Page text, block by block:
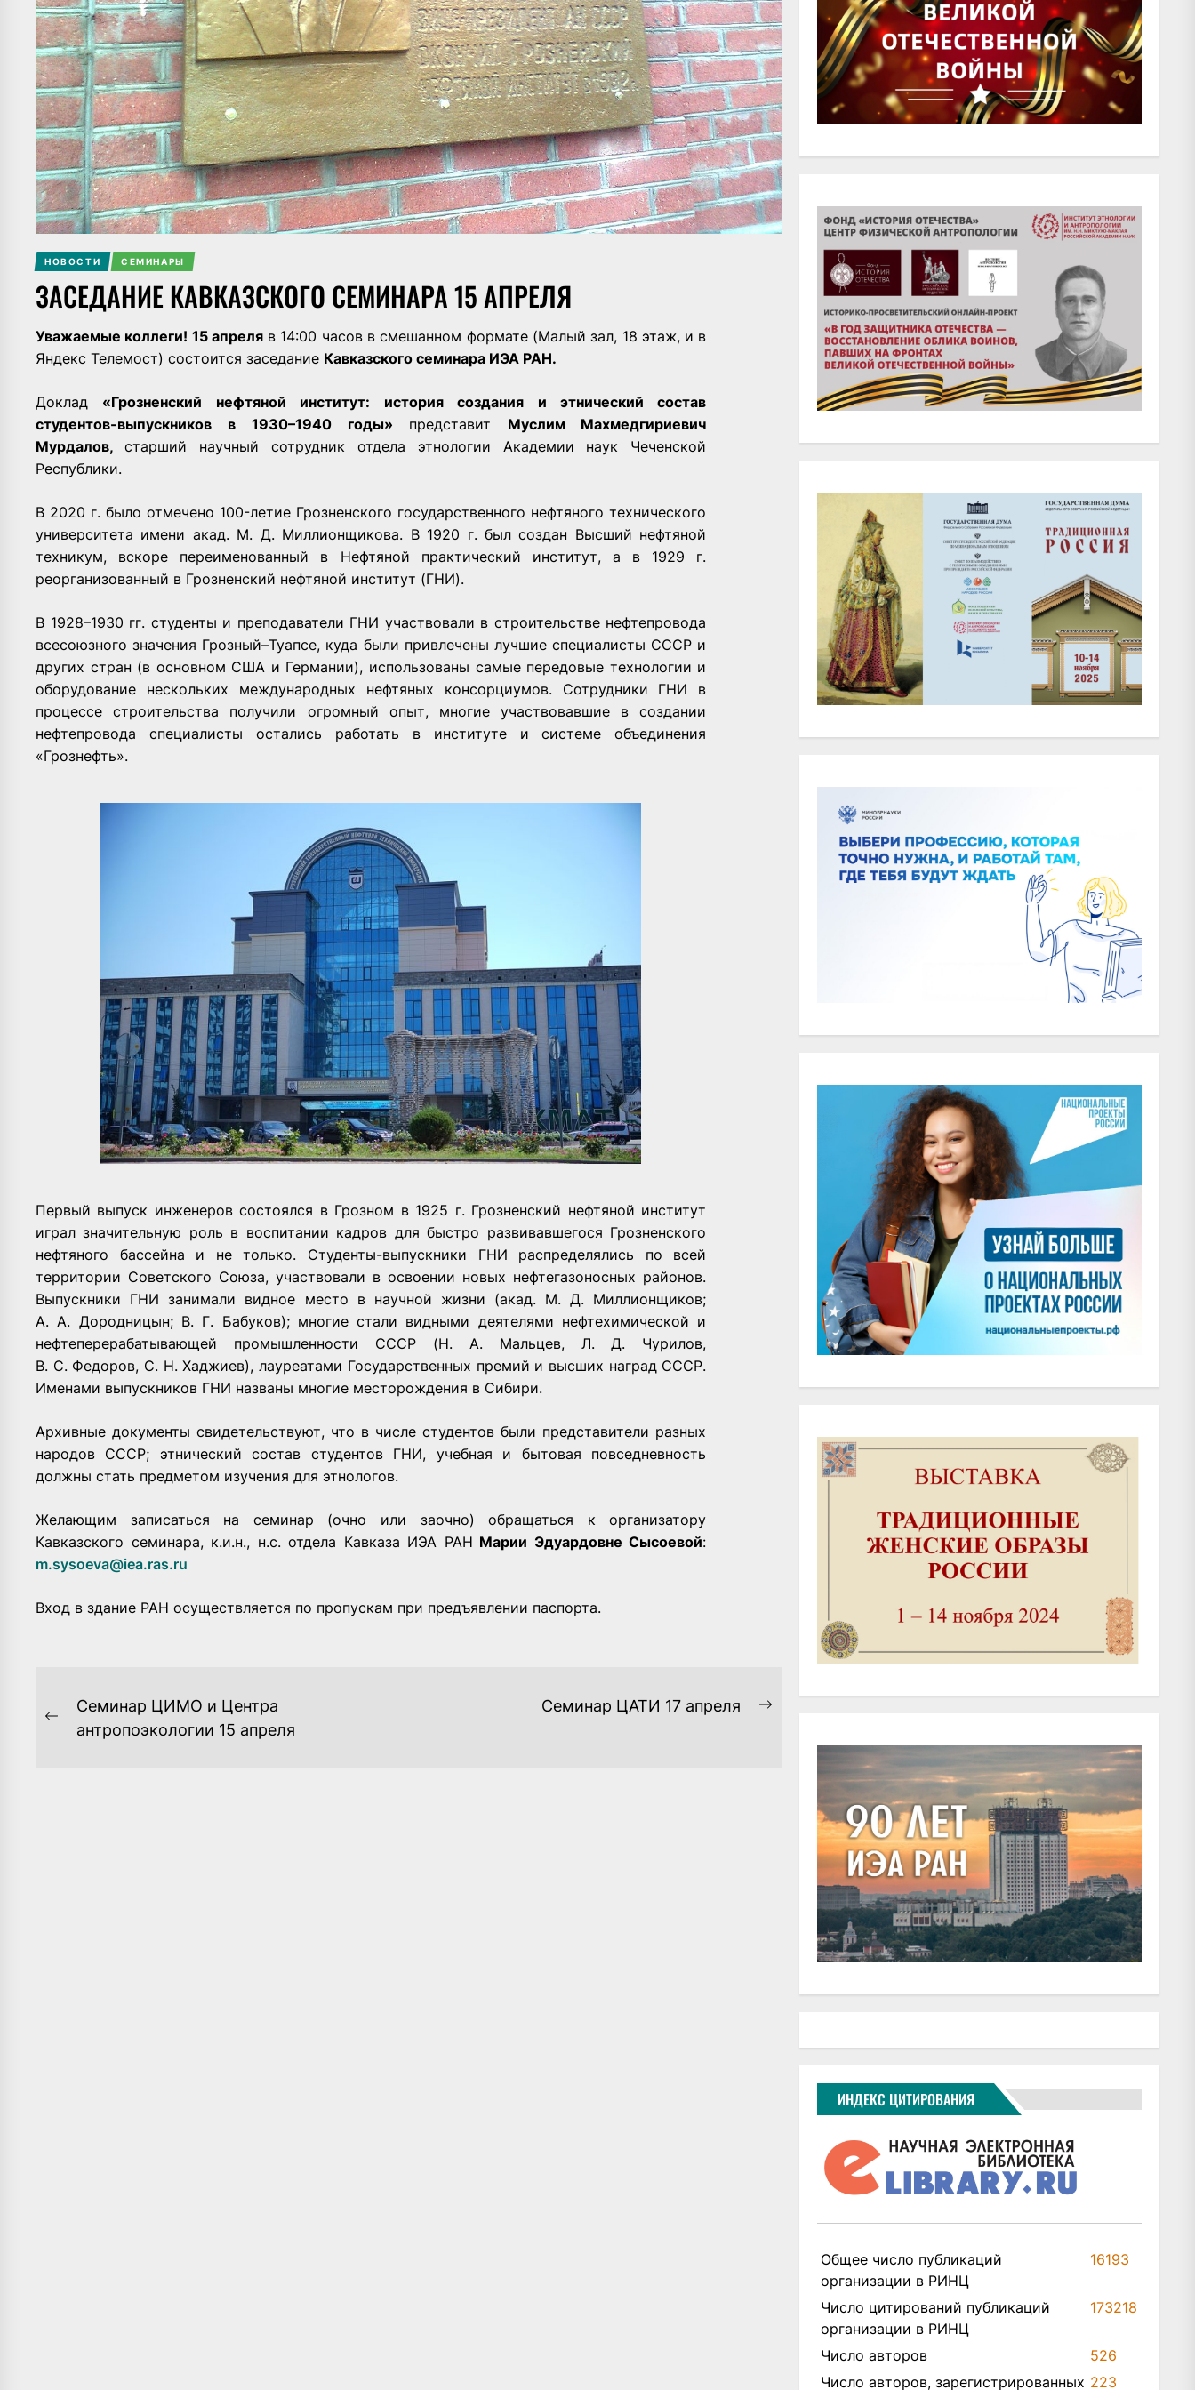
НОВОСТИ СЕМИНАРЫ
ЗАСЕДАНИЕ КАВКАЗСКОГО СЕМИНАРА 15 АПРЕЛЯ
Уважаемые коллеги! 15 апреляв 14:00 часов в смешанном формате (Малый зал, 18 этаж, и в
Яндекс Телемост) состоится заседание Кавказского семинара ИЭА РАН.
Доклад «Грозненский нефтяной институт: история создания и этнический состав
студентов-выпускников в 1930–1940 годы» представит Муслим Махмедгириевич
Мурдалов, старший научный сотрудник отдела этнологии Академии наук Чеченской
Республики.
В 2020 г. было отмечено 100-летие Грозненского государственного нефтяного технического
университета имени акад. М. Д. Миллионщикова. В 1920 г. был создан Высший нефтяной
техникум, вскоре переименованный в Нефтяной практический институт, а в 1929 г.
реорганизованный в Грозненский нефтяной институт (ГНИ).
В 1928–1930 гг. студенты и преподаватели ГНИ участвовали в строительстве нефтепровода
всесоюзного значения Грозный–Туапсе, куда были привлечены лучшие специалисты СССР и
других стран (в основном США и Германии), использованы самые передовые технологии и
оборудование нескольких международных нефтяных консорциумов. Сотрудники ГНИ в
процессе строительства получили огромный опыт, многие участвовавшие в создании
нефтепровода специалисты остались работать в институте и системе объединения
«Грознефть».
Первый выпуск инженеров состоялся в Грозном в 1925 г. Грозненский нефтяной институт
играл значительную роль в воспитании кадров для быстро развивавшегося Грозненского
нефтяного бассейна и не только. Студенты-выпускники ГНИ распределялись по всей
территории Советского Союза, участвовали в освоении новых нефтегазоносных районов.
Выпускники ГНИ занимали видное место в научной жизни (акад. М. Д. Миллионщиков;
А. А. Дородницын; В. Г. Бабуков); многие стали видными деятелями нефтехимической и
нефтеперерабатывающей промышленности СССР (Н. А. Мальцев, Л. Д. Чурилов,
В. С. Федоров, С. Н. Хаджиев), лауреатами Государственных премий и высших наград СССР.
Именами выпускников ГНИ названы многие месторождения в Сибири.
Архивные документы свидетельствуют, что в числе студентов были представители разных
народов СССР; этнический состав студентов ГНИ, учебная и бытовая повседневность
должны стать предметом изучения для этнологов.
Желающим записаться на семинар (очно или заочно) обращаться к организатору
Кавказского семинара, к.и.н., н.с. отдела Кавказа ИЭА РАН Марии Эдуардовне Сысоевой:
m.sysoeva@iea.ras.ru
Вход в здание РАН осуществляется по пропускам при предъявлении паспорта.
НАВИГАЦИЯ
Previous
Семинар ЦИМО и Центра
антропоэкологии 15 апреля
Семинар ЦАТИ 17 апреля
ИНДЕКС ЦИТИРОВАНИЯ
Общее число публикаций
организации в РИНЦ
16193
Число цитирований публикаций
организации в РИНЦ
173218
Число авторов
526
Число авторов, зарегистрированных 223